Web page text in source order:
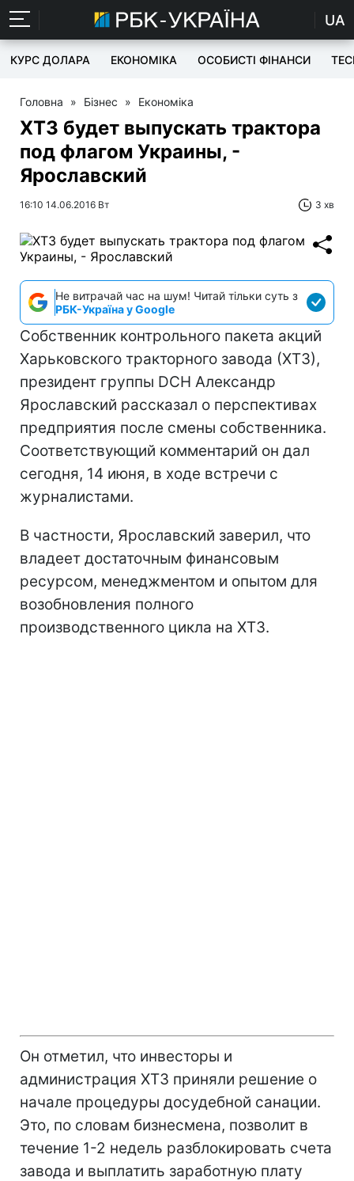
UA
КУРС ДОЛАРА ЕКОНОМІКА ОСОБИСТІ ФІНАНСИ
Головна » Бізнес » Економіка
ХТЗ будет выпускать трактора
под флагом Украины, -
Ярославский
16:10 14.06.2016 Вт 3 хв
Не витрачай час на шум! Читай тільки суть з
РБК-Україна у Google
Собственник контрольного пакета акций
Харьковского тракторного завода (ХТЗ),
президент группы DCH Александр
Ярославский рассказал о перспективах
предприятия после смены собственника.
Соответствующий комментарий он дал
сегодня, 14 июня, в ходе встречи с
журналистами.
В частности, Ярославский заверил, что
владеет достаточным финансовым
ресурсом, менеджментом и опытом для
возобновления полного
производственного цикла на ХТЗ.
Он отметил, что инвесторы и
администрация ХТЗ приняли решение о
начале процедуры досудебной санации.
Это, по словам бизнесмена, позволит в
течение 1-2 недель разблокировать счета
завода и выплатить заработную плату